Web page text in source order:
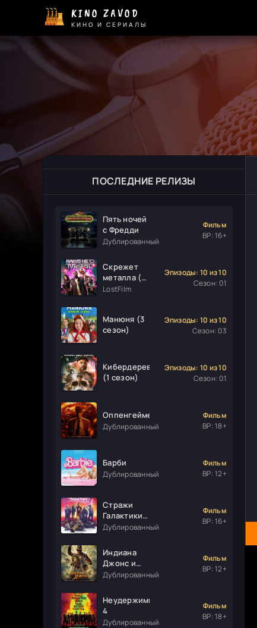
KINO ZAVOD
КИНО И СЕРИАЛЫ
ПОСЛЕДНИЕ РЕЛИЗЫ
Пять ночей
с Фредди
Дублированный
Фильм
ВР: 16+
Скрежет
металла (1
сезон)
LostFilm
Эпизоды: 10 из 10
Сезон: 01
Манюня (3
сезон)
Эпизоды: 10 из 10
Сезон: 03
Кибердеревня
(1 сезон)
Эпизоды: 10 из 10
Сезон: 01
Оппенгеймер
Дублированный
Фильм
ВР: 18+
Барби
Дублированный
Фильм
ВР: 12+
Стражи
Галактики.
Часть 3
Дублированный
Фильм
ВР: 16+
Индиана
Джонс и
колесо
Дублированный
Фильм
ВР: 12+
Неудержимые
4
Дублированный
Фильм
ВР: 18+